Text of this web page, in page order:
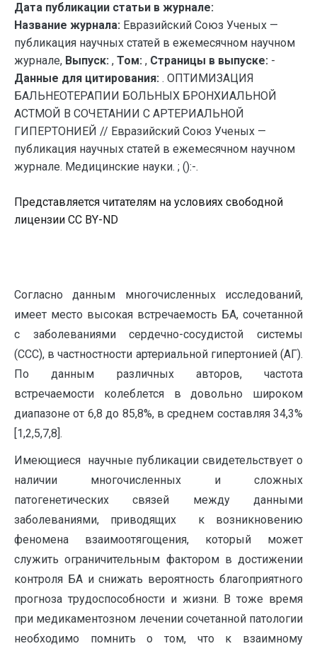
Дата публикации статьи в журнале:
Название журнала: Евразийский Союз Ученых —
публикация научных статей в ежемесячном научном
журнале, Выпуск: , Том: , Страницы в выпуске: -
Данные для цитирования: . ОПТИМИЗАЦИЯ
БАЛЬНЕОТЕРАПИИ БОЛЬНЫХ БРОНХИАЛЬНОЙ
АСТМОЙ В СОЧЕТАНИИ С АРТЕРИАЛЬНОЙ
ГИПЕРТОНИЕЙ // Евразийский Союз Ученых —
публикация научных статей в ежемесячном научном
журнале. Медицинские науки. ; ():-.
Представляется читателям на условиях свободной
лицензии CC BY-ND
Согласно данным многочисленных исследований,
имеет место высокая встречаемость БА, сочетанной
с заболеваниями сердечно-сосудистой системы
(ССС), в частностности артериальной гипертонией (АГ).
По данным различных авторов, частота
встречаемости колеблется в довольно широком
диапазоне от 6,8 до 85,8%, в среднем составляя 34,3%
[1,2,5,7,8].
Имеющиеся научные публикации свидетельствует о
наличии многочисленных и сложных
патогенетических связей между данными
заболеваниями, приводящих к возникновению
феномена взаимоотягощения, который может
служить ограничительным фактором в достижении
контроля БА и снижать вероятность благоприятного
прогноза трудоспособности и жизни. В тоже время
при медикаментозном лечении сочетанной патологии
необходимо помнить о том, что к взаимному